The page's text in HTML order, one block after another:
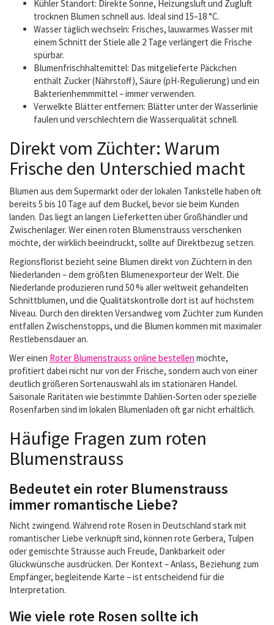
Kühler Standort: Direkte Sonne, Heizungsluft und Zugluft
trocknen Blumen schnell aus. Ideal sind 15–18 °C.
Wasser täglich wechseln: Frisches, lauwarmes Wasser mit
einem Schnitt der Stiele alle 2 Tage verlängert die Frische
spürbar.
Blumenfrischhaltemittel: Das mitgelieferte Päckchen
enthält Zucker (Nährstoff), Säure (pH-Regulierung) und ein
Bakterienhemmmittel – immer verwenden.
Verwelkte Blätter entfernen: Blätter unter der Wasserlinie
faulen und verschlechtern die Wasserqualität schnell.
Direkt vom Züchter: Warum
Frische den Unterschied macht
Blumen aus dem Supermarkt oder der lokalen Tankstelle haben oft
bereits 5 bis 10 Tage auf dem Buckel, bevor sie beim Kunden
landen. Das liegt an langen Lieferketten über Großhändler und
Zwischenlager. Wer einen roten Blumenstrauss verschenken
möchte, der wirklich beeindruckt, sollte auf Direktbezug setzen.
Regionsflorist bezieht seine Blumen direkt von Züchtern in den
Niederlanden – dem größten Blumenexporteur der Welt. Die
Niederlande produzieren rund 50 % aller weltweit gehandelten
Schnittblumen, und die Qualitätskontrolle dort ist auf höchstem
Niveau. Durch den direkten Versandweg vom Züchter zum Kunden
entfallen Zwischenstopps, und die Blumen kommen mit maximaler
Restlebensdauer an.
Wer einen Roter Blumenstrauss online bestellen möchte,
profitiert dabei nicht nur von der Frische, sondern auch von einer
deutlich größeren Sortenauswahl als im stationären Handel.
Saisonale Raritäten wie bestimmte Dahlien-Sorten oder spezielle
Rosenfarben sind im lokalen Blumenladen oft gar nicht erhältlich.
Häufige Fragen zum roten
Blumenstrauss
Bedeutet ein roter Blumenstrauss
immer romantische Liebe?
Nicht zwingend. Während rote Rosen in Deutschland stark mit
romantischer Liebe verknüpft sind, können rote Gerbera, Tulpen
oder gemischte Sträusse auch Freude, Dankbarkeit oder
Glückwünsche ausdrücken. Der Kontext – Anlass, Beziehung zum
Empfänger, begleitende Karte – ist entscheidend für die
Interpretation.
Wie viele rote Rosen sollte ich